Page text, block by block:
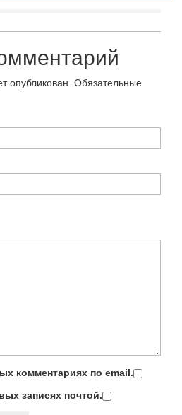
опубликован. Обязательные
комментариях по email.
записях почтой.